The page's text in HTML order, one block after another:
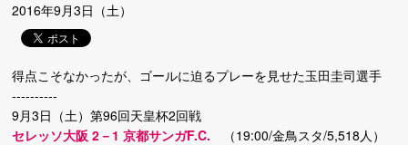
2016年9月3日（土）
得点こそなかったが、ゴールに迫るプレーを見せた玉田圭司選手
----------
9月3日（土）第96回天皇杯2回戦
セレッソ大阪 2－1 京都サンガF.C. （19:00/金鳥スタ/5,518人）